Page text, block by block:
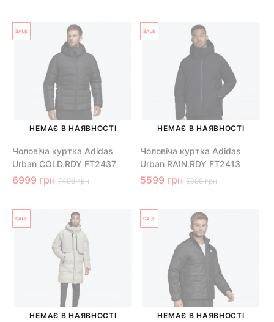
НЕМАЄ В НАЯВНОСТІ
Чоловіча куртка Adidas
Urban COLD.RDY FT2437
6999 грн 7498 грн
НЕМАЄ В НАЯВНОСТІ
Чоловіча куртка Adidas
Urban RAIN.RDY FT2413
5599 грн 5998 грн
НЕМАЄ В НАЯВНОСТІ НЕМАЄ В НАЯВНОСТІ